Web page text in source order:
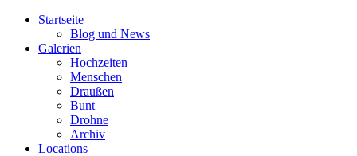
Startseite
Blog und News
Galerien
Hochzeiten
Menschen
Draußen
Bunt
Drohne
Archiv
Locations